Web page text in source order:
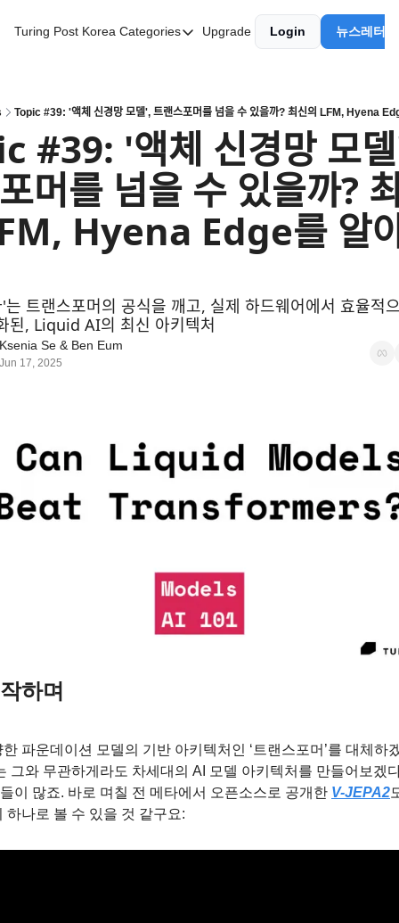
Turing Post Korea Categories
Categories
AI 에이전트
AI 101
AI Infra Unicorns
Community Twist
"Froth on the Daydream"
Global AI Affairs
Upgrade Login 뉴스레터
Topic #39: '액체 신경망 모델', 트랜스포머를 넘을 수 있을까? 최신의 LFM, Hyena
'액체 신경망
넘을 수 있을까?
Hyena Edge를
트랜스포머의 공식을 깨고, 실제 하드웨어에서
Liquid AI의 최신 아키텍처
Ksenia Se & Ben Eum
Jun 17, 2025
하며
파운데이션 모델의 기반 아키텍처인 ‘트랜스포머’를 대체하
그와 무관하게라도 차세대의 AI 모델 아키텍처를 만들어보겠
이 많죠. 바로 며칠 전 메타에서 오픈소스로 공개한 V-JEPA2
하나로 볼 수 있을 것 같구요: